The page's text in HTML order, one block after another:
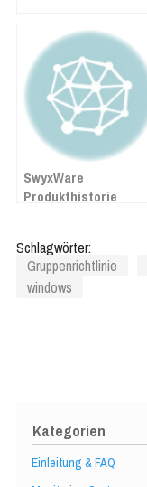
Kategorien
Einleitung & FAQ
SwyxWare
Produkthistorie
Schlagwörter:
Gruppenrichtlinie
windows